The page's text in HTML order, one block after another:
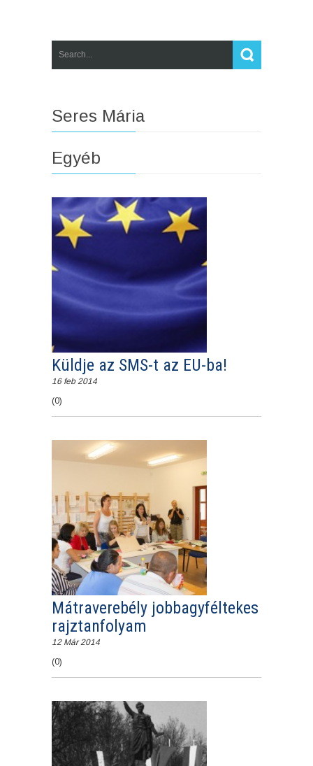
Seres Mária
Egyéb
Küldje az SMS-t az EU-ba!
16 feb 2014
(0)
Mátraverebély jobbagyféltekes
rajztanfolyam
12 Már 2014
(0)